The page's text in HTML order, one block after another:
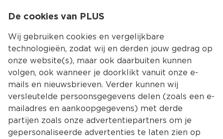
Kies jouw
De cookies van PLUS
Wij gebruiken cookies en vergelijkbare
technologieën, zodat wij en derden jouw gedrag op
onze website(s), maar ook daarbuiten kunnen
volgen, ook wanneer je doorklikt vanuit onze e-
mails en nieuwsbrieven. Verder kunnen wij
versleutelde persoonsgegevens delen (zoals een e-
mailadres en aankoopgegevens) met derde
partijen zoals onze advertentiepartners om je
gepersonaliseerde advertenties te laten zien op